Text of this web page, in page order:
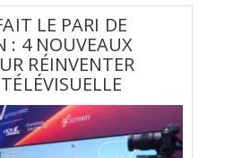
LE PARI DE
: 4 NOUVEAUX
RÉINVENTER